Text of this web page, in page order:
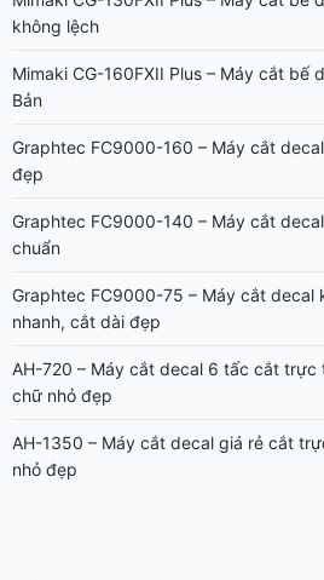
chuẩn
Graphtec FC9000-75 – Máy cắt decal
nhanh, cắt dài đẹp
AH-720 – Máy cắt decal 6 tấc cắt trực
chữ nhỏ đẹp
AH-1350 – Máy cắt decal giá rẻ cắt
nhỏ đẹp
CẨM NANG IN ÁO
Tại sao kiến thích ăn decal